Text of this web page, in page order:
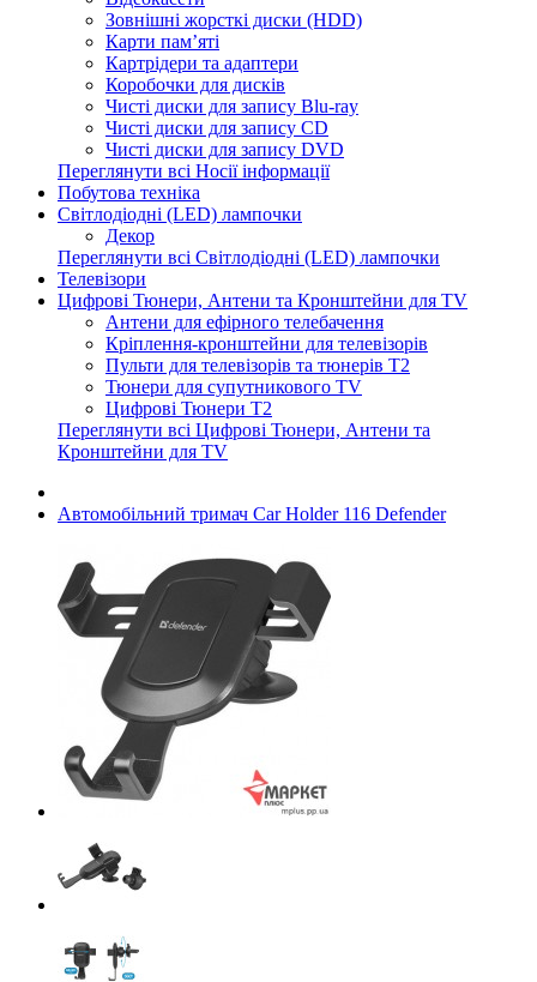
Зовнішні жорсткі диски (HDD)
Карти пам’яті
Картрідери та адаптери
Коробочки для дисків
Чисті диски для запису Blu-ray
Чисті диски для запису CD
Чисті диски для запису DVD
Переглянути всі Носії інформації
Побутова техніка
Світлодіодні (LED) лампочки
Декор
Переглянути всі Світлодіодні (LED) лампочки
Телевізори
Цифрові Тюнери, Антени та Кронштейни для TV
Антени для ефірного телебачення
Кріплення-кронштейни для телевізорів
Пульти для телевізорів та тюнерів T2
Тюнери для супутникового TV
Цифрові Тюнери T2
Переглянути всі Цифрові Тюнери, Антени та
Кронштейни для TV
Автомобільний тримач Car Holder 116 Defender